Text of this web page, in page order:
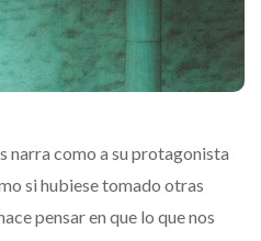
narra como a su protagonista
si hubiese tomado otras
pensar en que lo que nos